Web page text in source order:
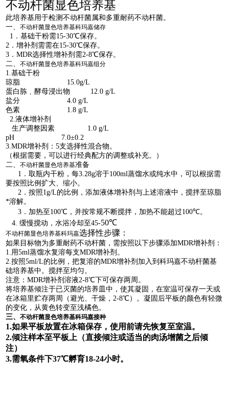
不动杆菌显色培养基
此培养基用于检测不动杆菌属和多重耐药不动杆菌。
一、不动杆菌显色培养基科玛嘉储存
1 ．基础干粉需15-30℃保存。
2 ．增补剂需需在15-30℃保存。
3 ．MDR选择性增补剂需2-8℃保存。
二、不动杆菌显色培养基科玛嘉组分
1.基础干粉
琼脂 15.0g/L
蛋白胨﹑酵母浸出物 12.0 g/L
盐分 4.0 g/L
色素 1.8 g/L
2.液体增补剂
生产调整因素 1.0 g/L
pH 7.0±0.2
3.MDR增补剂：5支选择性混合物。
（根据需要，可以进行经典配方的调整或补充。）
二、不动杆菌显色培养基准备
1 ．取瓶内干粉，每3.28g溶于100ml蒸馏水或纯水中，可以根据需
要按照比例扩大、缩小。
2 ．按照1g/L的比例，添加液体增补剂与上述溶液中，搅拌至琼脂
*溶解。
3 ．加热至 100℃，并按常规不断搅拌，加热不能超过100℃。
4.缓慢搅动，水浴冷却至45-50℃
不动杆菌显色培养基科玛嘉选择性步骤：
如果目标物为多重耐药不动杆菌，需按照以下步骤添加MDR增补剂：
1. 用5ml蒸馏水复溶每支MDR增补剂。
2.按照5ml/L的比例，把复溶的MDR增补剂加入到科玛嘉不动杆菌基
础培养基中。搅拌至均匀。
注意：MDR增补剂溶液2-8℃下可保存两周。
将培养基倾注于已灭菌的培养皿中，使其凝固，在室温可保存一天或
在冰箱里贮存两周（避光、干燥， 2-8℃）。凝固后平板的颜色有轻微
的变化，从黄色转变至浅橘色。
三、不动杆菌显色培养基科玛嘉接种
1.如果平板放置在冰箱保存，使用前请先恢复至室温。
2.倾注样本至平板上（直接倾注或适当的肉汤增菌之后倾
注）
3.需氧条件下37℃孵育18-24小时。